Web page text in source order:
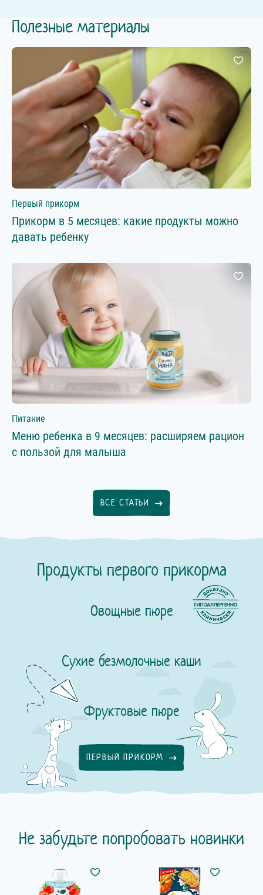
Полезные материалы
Первый прикорм
Прикорм в 5 месяцев: какие продукты можно
давать ребенку
Питание
Меню ребенка в 9 месяцев: расширяем рацион
с пользой для малыша
ВСЕ СТАТЬИ
Продукты первого прикорма
Овощные пюре
Сухие безмолочные каши
Фруктовые пюре
ПЕРВЫЙ ПРИКОРМ
Не забудьте попробовать новинки